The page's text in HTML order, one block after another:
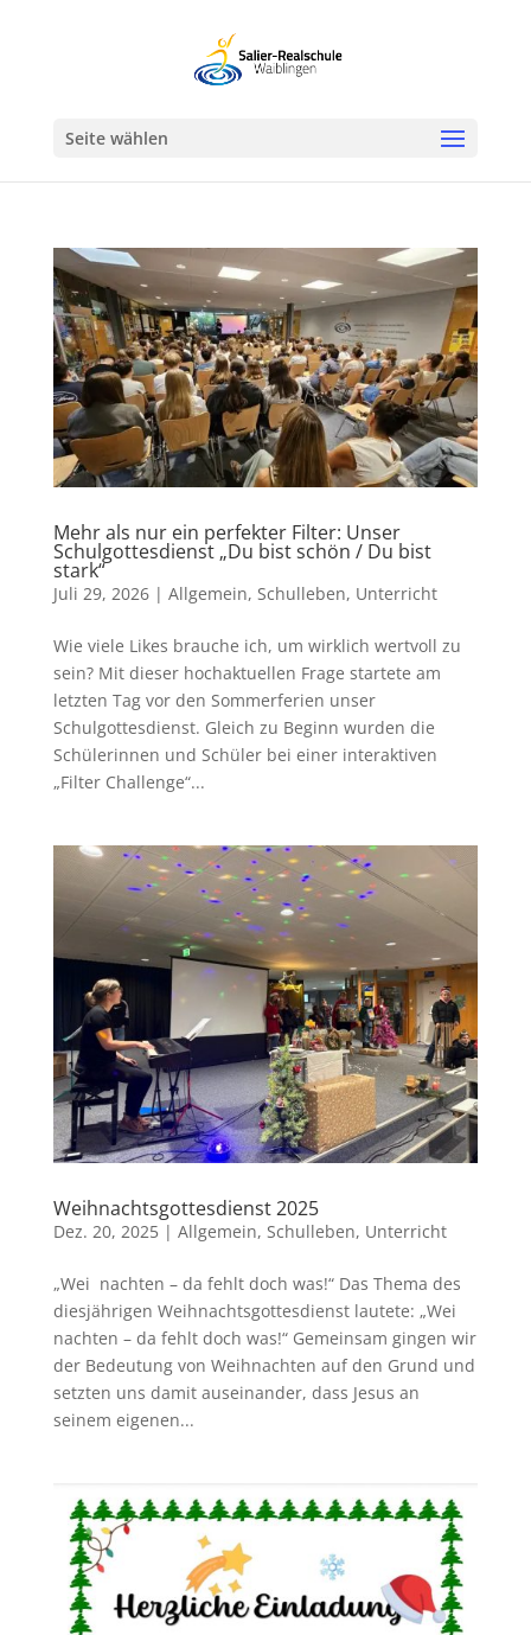
Seite wählen
Mehr als nur ein perfekter Filter: Unser
Schulgottesdienst „Du bist schön / Du bist
stark“
Juli 29, 2026| Allgemein, Schulleben, Unterricht
Wie viele Likes brauche ich, um wirklich wertvoll zu
sein? Mit dieser hochaktuellen Frage startete am
letzten Tag vor den Sommerferien unser
Schulgottesdienst. Gleich zu Beginn wurden die
Schülerinnen und Schüler bei einer interaktiven
„Filter Challenge“...
Weihnachtsgottesdienst 2025
Dez. 20, 2025| Allgemein, Schulleben, Unterricht
„Wei nachten – da fehlt doch was!“ Das Thema des
diesjährigen Weihnachtsgottesdienst lautete: „Wei
nachten – da fehlt doch was!“ Gemeinsam gingen wir
der Bedeutung von Weihnachten auf den Grund und
setzten uns damit auseinander, dass Jesus an
seinem eigenen...